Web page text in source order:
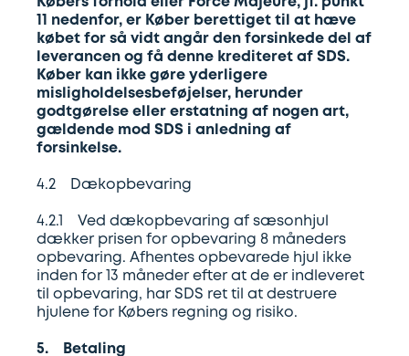
11 nedenfor, er Køber berettiget til at hæve
købet for så vidt angår den forsinkede del af
leverancen og få denne krediteret af SDS.
Køber kan ikke gøre yderligere
misligholdelsesbeføjelser, herunder
godtgørelse eller erstatning af nogen art,
gældende mod SDS i anledning af
forsinkelse.
4.2 Dækopbevaring
4.2.1 Ved dækopbevaring af sæsonhjul
dækker prisen for opbevaring 8 måneders
opbevaring. Afhentes opbevarede hjul ikke
inden for 13 måneder efter at de er indleveret
til opbevaring, har SDS ret til at destruere
hjulene for Købers regning og risiko.
5. Betaling